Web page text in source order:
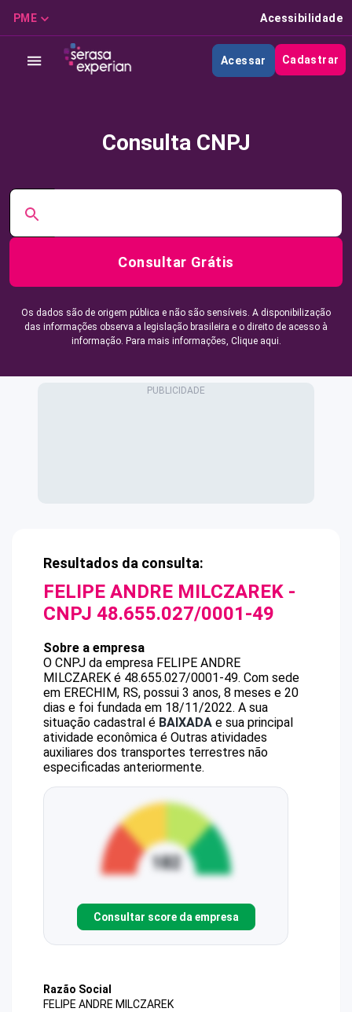
PME Acessibilidade
Acessar Cadastrar
Consulta CNPJ
Consultar Grátis
Os dados são de origem pública e não são sensíveis. A disponibilização
das informações observa a legislação brasileira e o direito de acesso à
informação. Para mais informações, Clique aqui.
Resultados da consulta:
FELIPE ANDRE MILCZAREK -
CNPJ 48.655.027/0001-49
Sobre a empresa
O CNPJ da empresa FELIPE ANDRE
MILCZAREK é 48.655.027/0001-49. Com sede
em ERECHIM, RS, possui 3 anos, 8 meses e 20
dias e foi fundada em 18/11/2022. A sua
situação cadastral é BAIXADA e sua principal
atividade econômica é Outras atividades
auxiliares dos transportes terrestres não
especificadas anteriormente.
Consultar score da empresa
Razão Social
FELIPE ANDRE MILCZAREK